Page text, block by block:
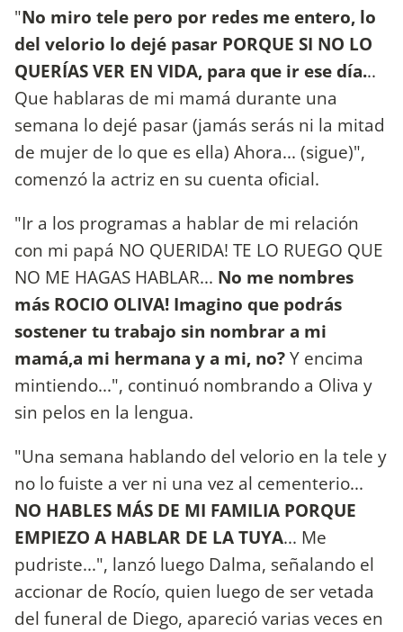
"No miro tele pero por redes me entero, lo
del velorio lo dejé pasar PORQUE SI NO LO
QUERÍAS VER EN VIDA, para que ir ese día...
Que hablaras de mi mamá durante una
semana lo dejé pasar (jamás serás ni la mitad
de mujer de lo que es ella) Ahora... (sigue)",
comenzó la actriz en su cuenta oficial.
"Ir a los programas a hablar de mi relación
con mi papá NO QUERIDA! TE LO RUEGO QUE
NO ME HAGAS HABLAR... No me nombres
más ROCIO OLIVA! Imagino que podrás
sostener tu trabajo sin nombrar a mi
mamá,a mi hermana y a mi, no?Y encima
mintiendo...", continuó nombrando a Oliva y
sin pelos en la lengua.
"Una semana hablando del velorio en la tele y
no lo fuiste a ver ni una vez al cementerio...
NO HABLES MÁS DE MI FAMILIA PORQUE
EMPIEZO A HABLAR DE LA TUYA... Me
pudriste...", lanzó luego Dalma, señalando el
accionar de Rocío, quien luego de ser vetada
del funeral de Diego, apareció varias veces en